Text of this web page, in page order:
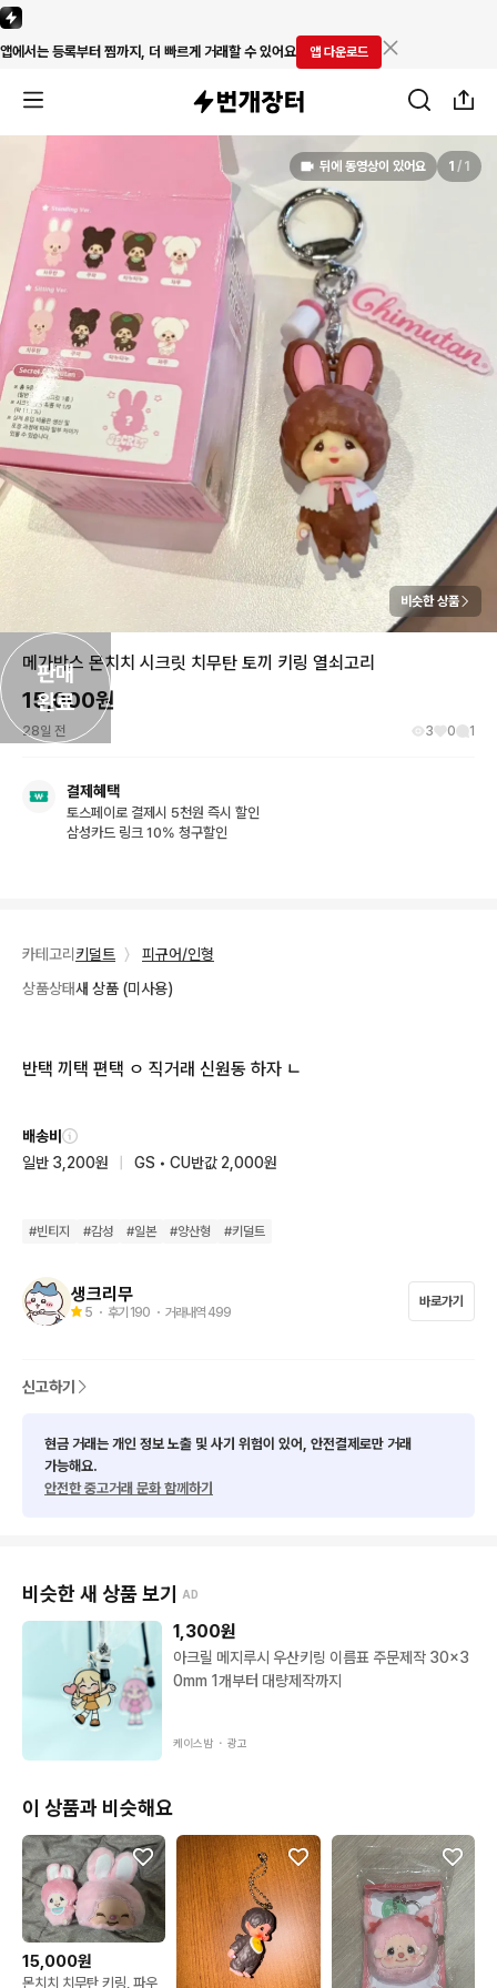
앱에서는 등록부터 찜까지, 더 빠르게 거래할 수 있어요 앱 다운로드
판매
완료
뒤에 동영상이 있어요 1 / 1
비슷한 상품
메가박스 몬치치 시크릿 치무탄 토끼 키링 열쇠고리
15,000원
28일 전 3 0 1
결제혜택
토스페이로 결제시 5천원 즉시 할인
삼성카드 링크 10% 청구할인
카테고리 키덜트 〉
피규어/인형
상품상태새 상품 (미사용)
반택 끼택 편택 ㅇ 직거래 신원동 하자 ㄴ
배송비
일반 3,200원
GS • CU반값 2,000원
#빈티지 #감성 #일본 #양산형 #키덜트
생크리무
5 ・ 후기 190 ・ 거래내역 499
바로가기
신고하기
현금 거래는 개인 정보 노출 및 사기 위험이 있어, 안전결제로만 거래
가능해요.
안전한 중고거래 문화 함께하기
비슷한 새 상품 보기 AD
1,300원
아크릴 메지루시 우산키링 이름표 주문제작 30x3
0mm 1개부터 대량제작까지
케이스밤 ・ 광고
이 상품과 비슷해요
15,000원
몬치치 치무탄 키링, 파우